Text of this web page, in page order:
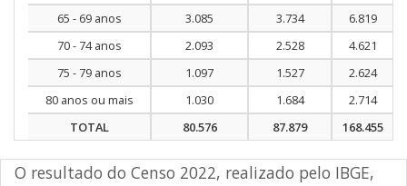
65 - 69 anos
3.085 3.734
6.819
70 - 74 anos
2.093 2.528
4.621
75 - 79 anos
1.097 1.527
2.624
80 anos ou mais
1.030 1.684
2.714
TOTAL
80.576 87.879 168.455
O resultado do Censo 2022, realizado pelo IBGE,